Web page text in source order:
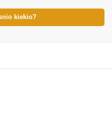
gali nežymiai skirtis.
Kilmės šalis – Kinija.
ul. Poludniowa 29A, 05-540
kiekio?